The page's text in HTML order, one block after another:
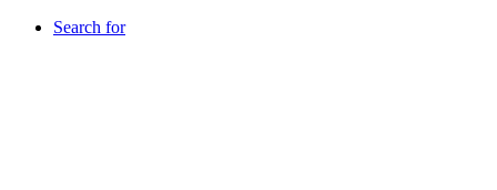
Search for